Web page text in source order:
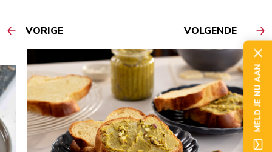
VORIGE VOLGENDE
MELD JE NU AAN